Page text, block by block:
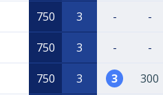
750 3 - -
750 3 - -
750 3 3 300